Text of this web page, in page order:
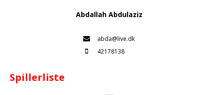
Abdallah Abdulaziz
abda@live.dk
42178138
Spillerliste